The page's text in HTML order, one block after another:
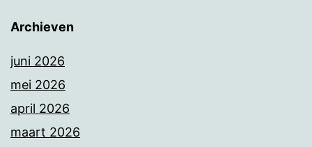
Archieven
juni 2026
mei 2026
april 2026
maart 2026